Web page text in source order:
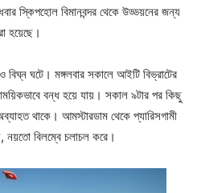
স্কিপহোল বিমানবন্দর থেকে উড্ডয়নের জন্য
হয়েছে।
বিঘ্ন ঘটে। মঙ্গলবার সকালে আইটি বিভ্রাটের
বন্ধ হয়ে যায়। সকাল ৯টার পর কিছু
থাকে। আমস্টারডাম থেকে প্যারিসগামী
নয়তো বিলম্বে চলাচল করে।